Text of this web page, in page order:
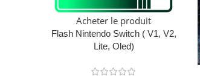
Acheter le produit
Flash Nintendo Switch ( V1, V2,
Lite, Oled)